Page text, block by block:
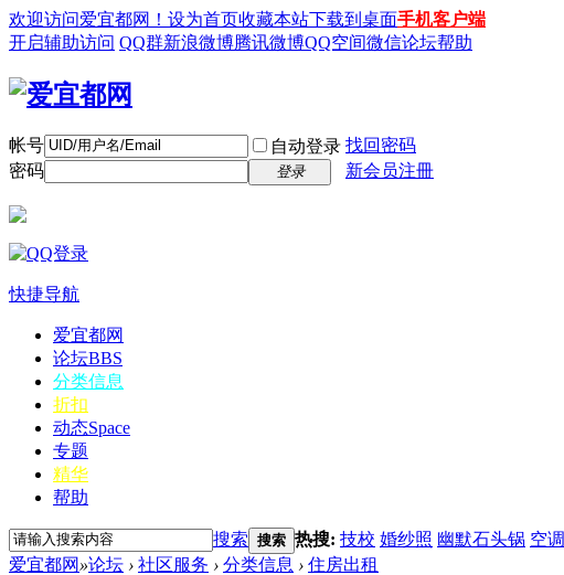
欢迎访问爱宜都网！ 设为首页收藏本站下载到桌面手机客户端
开启辅助访问 QQ群新浪微博腾讯微博QQ空间微信论坛帮助
帐号 自动登录 找回密码
密码
登录 新会员注冊
快捷导航
爱宜都网
论坛BBS
分类信息
折扣
动态Space
专题
精华
帮助
搜索 搜索 热搜: 技校 婚纱照 幽默石头锅 空调
爱宜都网 »论坛 › 社区服务 › 分类信息 › 住房出租